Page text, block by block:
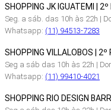
SHOPPING JK IGUATEMI |
Seg. a sáb. das 10h às 22h |
Whatsapp: (11) 94513-7283
SHOPPING VILLALOBOS |
Seg a sáb das 10h às 22h |
Whatsapp: (11) 99410-4021
SHOPPING RIO DESIGN